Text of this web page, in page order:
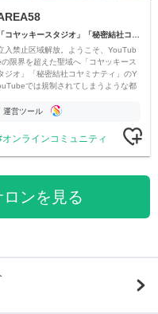
入禁止区域解放。ようこそ、YouTub
の限界を超えた聖域へ「コヤッキース
ジオ」「秘密結社コヤミナティ」のY
では規制されてしまうような都
公開。
運営ツール
オンラインコミュニティ
ンを見る